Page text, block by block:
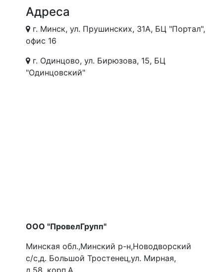
Адреса
г. Минск, ул. Прушинских, 31А, БЦ "Портал",
офис 16
г. Одинцово, ул. Бирюзова, 15, БЦ
"Одинцовский"
ООО "ПровелГрупп"
Минская обл.,Минский р-н,Новодворский
с/с,д. Большой Тростенец,ул. Мирная,